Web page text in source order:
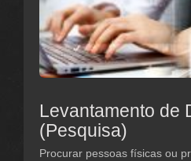
Levantamento de
(Pesquisa)
Procurar pessoas físicas ou